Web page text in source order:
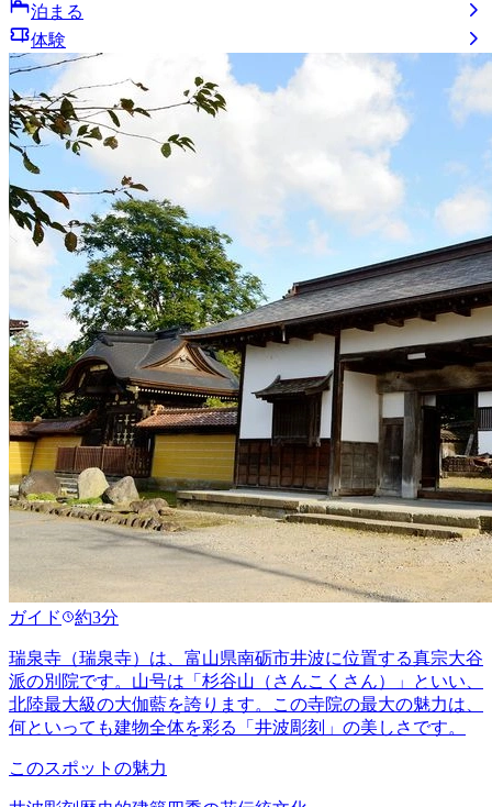
泊まる
体験
ガイド 約3分
瑞泉寺（瑞泉寺）は、富山県南砺市井波に位置する真宗大谷
派の別院です。山号は「杉谷山（さんこくさん）」といい、
北陸最大級の大伽藍を誇ります。この寺院の最大の魅力は、
何といっても建物全体を彩る「井波彫刻」の美しさです。
このスポットの魅力